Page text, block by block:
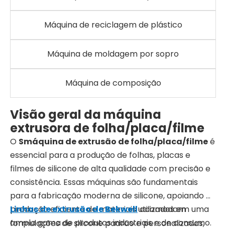
Máquina de reciclagem de plástico
Máquina de moldagem por sopro
Máquina de composição
Visão geral da máquina
extrusora de folha/placa/filme
O Smáquina de extrusão de folha/placa/filmeé
essencial para a produção de folhas, placas e
filmes de silicone de alta qualidade com precisão e
consistência. Essas máquinas são fundamentais
para a fabricação moderna de silicone, apoiando a
produção eficiente de materiais utilizados em uma
ampla gama de produtos industriais e de consumo.
Linhas de extrusão de Bekwellacomodam
formulações de silicone padrão e personalizadas,